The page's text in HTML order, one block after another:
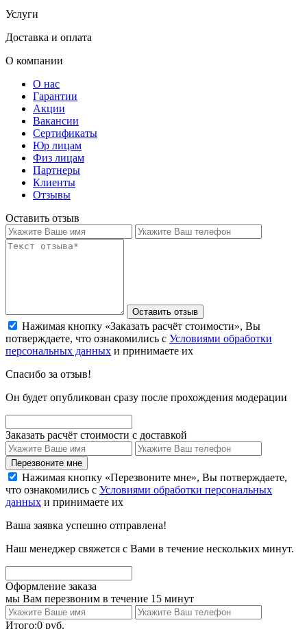
Услуги
Доставка и оплата
О компании
О нас
Гарантии
Акции
Вакансии
Сертификаты
Юр лицам
Физ лицам
Партнеры
Клиенты
Отзывы
Оставить отзыв
Оставить отзыв
Нажимая кнопку «Заказать расчёт стоимости», Вы
потверждаете, что ознакомились с Условиями обработки
персональных данных и принимаете их
Спасибо за отзыв!
Он будет опубликован сразу после прохождения модерации
Заказать расчёт стоимости с доставкой
Перезвоните мне
Нажимая кнопку «Перезвоните мне», Вы потверждаете,
что ознакомились с Условиями обработки персональных
данных и принимаете их
Ваша заявка успешно отправлена!
Наш менеджер свяжется с Вами в течение нескольких минут.
Оформление заказа
мы Вам перезвоним в течение 15 минут
Итого:0 руб.